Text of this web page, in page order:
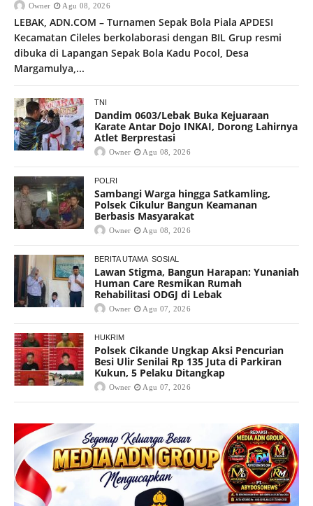
Owner Agu 08, 2026
LEBAK, ADN.COM – Turnamen Sepak Bola Piala APDESI
Kecamatan Cileles berkolaborasi dengan BIL Grup resmi
dibuka di Lapangan Sepak Bola Kadu Pocol, Desa
Margamulya,...
TNI
Dandim 0603/Lebak Buka Kejuaraan
Karate Antar Dojo INKAI, Dorong Lahirnya
Atlet Berprestasi
Owner Agu 08, 2026
POLRI
Sambangi Warga hingga Satkamling,
Polsek Cikulur Bangun Keamanan
Berbasis Masyarakat
Owner Agu 08, 2026
BERITA UTAMA SOSIAL
Lawan Stigma, Bangun Harapan: Yunaniah
Human Care Resmikan Rumah
Rehabilitasi ODGJ di Lebak
Owner Agu 07, 2026
HUKRIM
Polsek Cikande Ungkap Aksi Pencurian
Besi Ulir Senilai Rp 135 Juta di Parkiran
Kukun, 5 Pelaku Ditangkap
Owner Agu 07, 2026